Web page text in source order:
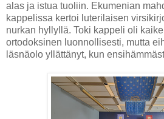
alas ja istua tuoliin. Ekumenian
kappelissa kertoi luterilaisen
nurkan hyllyllä. Toki kappeli oli
ortodoksinen luonnollisesti, mutta
läsnäolo yllättänyt, kun